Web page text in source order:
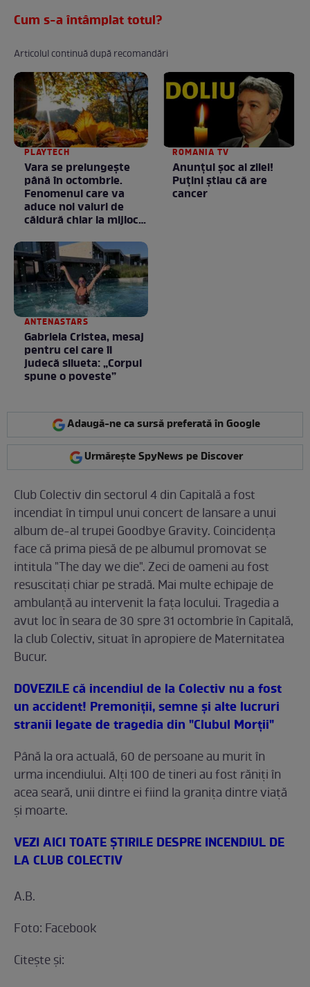
Cum s-a întâmplat totul?
Articolul continuă după recomandări
PLAYTECH
Vara se prelungeşte
până în octombrie.
Fenomenul care va
aduce noi valuri de
căldură chiar la mijlocul
ROMANIA TV
Anunţul şoc al zilei!
Puţini ştiau că are
cancer
ANTENASTARS
Gabriela Cristea, mesaj
pentru cei care îi
judecă silueta: „Corpul
spune o poveste”
Adaugă-ne ca sursă preferată în Google
Urmărește SpyNews pe Discover
Club Colectiv din sectorul 4 din Capitală a fost
incendiat în timpul unui concert de lansare a unui
album de-al trupei Goodbye Gravity. Coincidenţa
face că prima piesă de pe albumul promovat se
intitula "The day we die". Zeci de oameni au fost
resuscitaţi chiar pe stradă. Mai multe echipaje de
ambulanţă au intervenit la faţa locului. Tragedia a
avut loc în seara de 30 spre 31 octombrie în Capitală,
la club Colectiv, situat în apropiere de Maternitatea
Bucur.
DOVEZILE că incendiul de la Colectiv nu a fost
un accident! Premoniţii, semne şi alte lucruri
stranii legate de tragedia din "Clubul Morţii"
Până la ora actuală, 60 de persoane au murit în
urma incendiului. Alţi 100 de tineri au fost răniţi în
acea seară, unii dintre ei fiind la graniţa dintre viaţă
şi moarte.
VEZI AICI TOATE ŞTIRILE DESPRE INCENDIUL DE
LA CLUB COLECTIV
A.B.
Foto: Facebook
Citeşte şi: